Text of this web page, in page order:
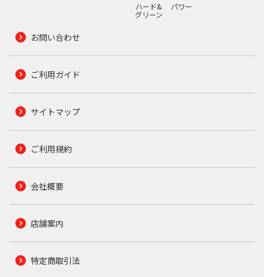
ハード&
グリーン
パワー
お問い合わせ
ご利用ガイド
サイトマップ
ご利用規約
会社概要
店舗案内
特定商取引法